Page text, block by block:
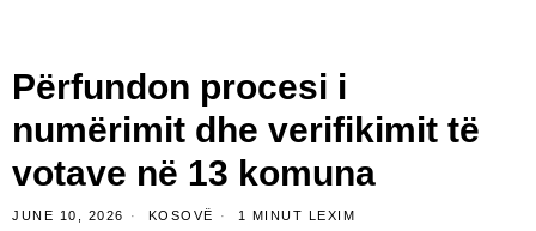
Përfundon procesi i
numërimit dhe verifikimit të
votave në 13 komuna
JUNE 10, 2026 KOSOVË 1 MINUT LEXIM